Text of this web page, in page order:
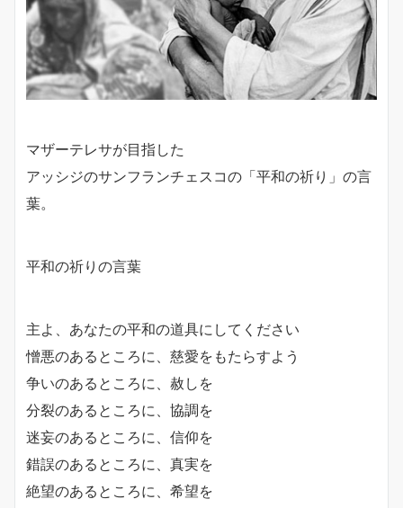
マザーテレサが目指した
アッシジのサンフランチェスコの「平和の祈り」の言
葉。
平和の祈りの言葉
主よ、あなたの平和の道具にしてください
憎悪のあるところに、慈愛をもたらすよう
争いのあるところに、赦しを
分裂のあるところに、協調を
迷妄のあるところに、信仰を
錯誤のあるところに、真実を
絶望のあるところに、希望を